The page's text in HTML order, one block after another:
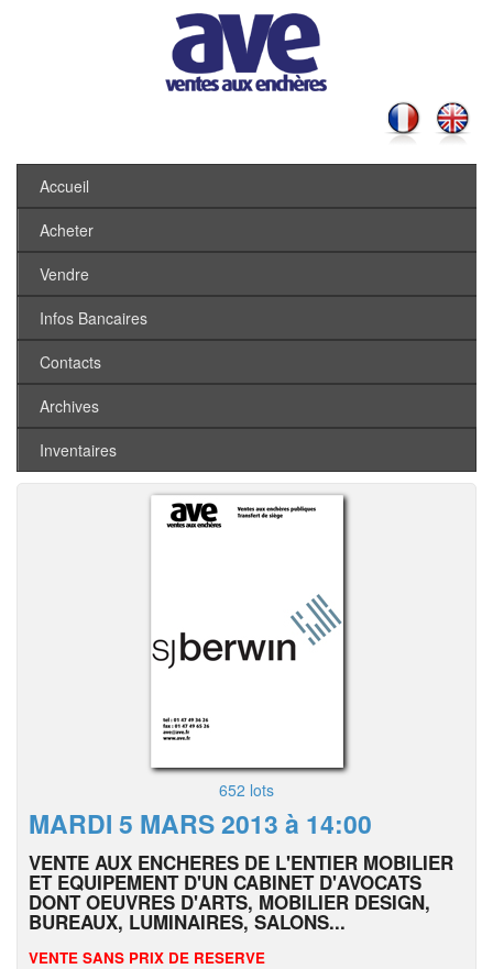
Accueil
Acheter
Vendre
Infos Bancaires
Contacts
Archives
Inventaires
652 lots
MARDI 5 MARS 2013 à 14:00
VENTE AUX ENCHERES DE L'ENTIER MOBILIER
ET EQUIPEMENT D'UN CABINET D'AVOCATS
DONT OEUVRES D'ARTS, MOBILIER DESIGN,
BUREAUX, LUMINAIRES, SALONS...
VENTE SANS PRIX DE RESERVE